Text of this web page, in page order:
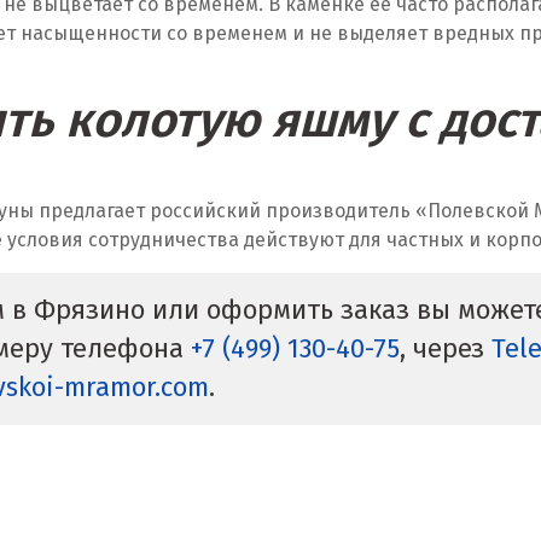
выцветает со временем. В каменке её часто
насыщенности со временем и не выделяет вредных
колотую яшму с
предлагает российский производитель
сотрудничества действуют для частных и
в Фрязино или оформить заказ вы
телефона +7 (499) 130-40-75, через
mramor.com.